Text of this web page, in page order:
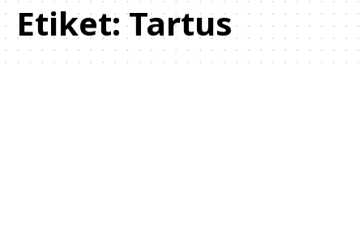
Etiket:Tartus